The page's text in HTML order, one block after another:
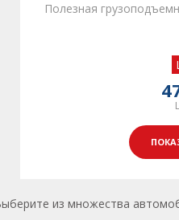
Полезная
из множества